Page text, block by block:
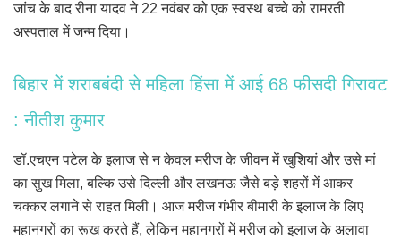
जांच के बाद रीना यादव ने 22 नवंबर को एक स्वस्थ बच्चे को रामरती
अस्पताल में जन्म दिया।
बिहार में शराबबंदी से महिला हिंसा में आई 68 फीसदी गिरावट
: नीतीश कुमार
डॉ.एचएन पटेल के इलाज से न केवल मरीज के जीवन में खुशियां और उसे मां
का सुख मिला, बल्कि उसे दिल्ली और लखनऊ जैसे बड़े शहरों में आकर
चक्कर लगाने से राहत मिली। आज मरीज गंभीर बीमारी के इलाज के लिए
महानगरों का रूख करते हैं, लेकिन महानगरों में मरीज को इलाज के अलावा